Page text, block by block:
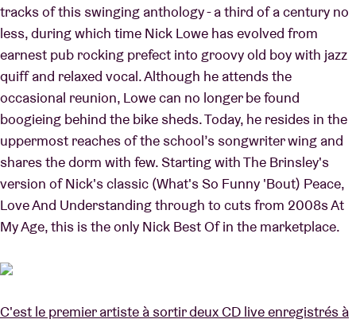
tracks of this swinging anthology - a third of a century no
less, during which time Nick Lowe has evolved from
earnest pub rocking prefect into groovy old boy with jazz
quiff and relaxed vocal. Although he attends the
occasional reunion, Lowe can no longer be found
boogieing behind the bike sheds. Today, he resides in the
uppermost reaches of the school’s songwriter wing and
shares the dorm with few. Starting with The Brinsley's
version of Nick's classic (What's So Funny 'Bout) Peace,
Love And Understanding through to cuts from 2008s At
My Age, this is the only Nick Best Of in the marketplace.
C'est le premier artiste à sortir deux CD live enregistrés à